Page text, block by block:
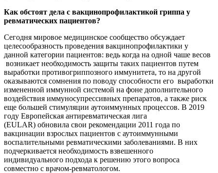
Как обстоят дела с вакцинопрофилактикой гриппа у
ревматических пациентов?
Сегодня мировое медицинское сообщество обсуждает
целесообразность проведения вакцинопрофилактики у
данной категории пациентов: ведь когда на одной чаше весов
возникает необходимость защиты таких пациентов путем
выработки противогриппозного иммунитета, то на другой
оказываются сомнения по поводу способности его выработки
измененной иммунной системой на фоне дополнительного
воздействия иммуносупрессивных препаратов, а также риск
еще большей стимуляции аутоиммунных процессов. В 2019
году Европейская антиревматическая лига
(EULAR) обновила свои рекомендации 2011 года по
вакцинации взрослых пациентов с аутоиммунными
воспалительными ревматическими заболеваниями. В них
подчеркивается необходимость взвешенного
индивидуального подхода к решению этого вопроса
совместно с врачом-ревматологом.